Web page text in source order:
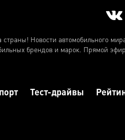
страны! Новости автомобильного
брендов и марок. Прямой
Тест-драйвы